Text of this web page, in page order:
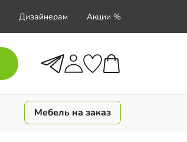
Дизайнерам Акции %
Мебель на заказ